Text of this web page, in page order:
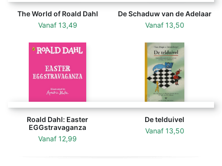
The World of Roald Dahl
Vanaf 13,49
De Schaduw van de Adelaar
Vanaf 13,50
Roald Dahl: Easter
EGGstravaganza
Vanaf 12,99
De telduivel
Vanaf 13,50